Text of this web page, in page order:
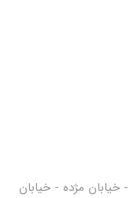
خیابان مژده - خیابان